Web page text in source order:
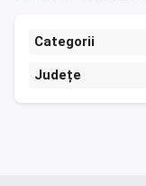
Categorii
Județe